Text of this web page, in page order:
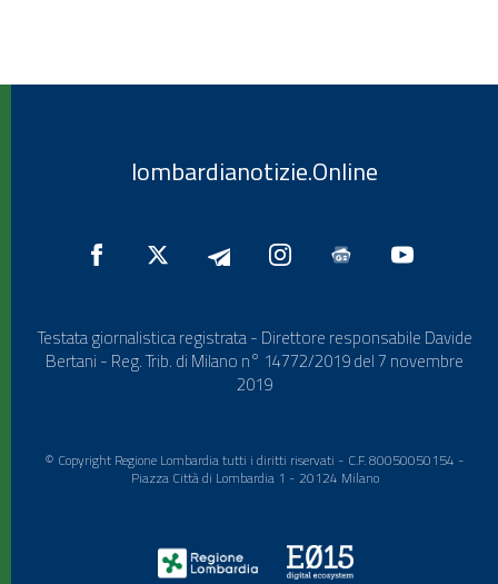
lombardianotizie.Online
Testata giornalistica registrata - Direttore responsabile Davide
Bertani - Reg. Trib. di Milano n° 14772/2019 del 7 novembre
2019
© Copyright Regione Lombardia tutti i diritti riservati - C.F. 80050050154 -
Piazza Città di Lombardia 1 - 20124 Milano